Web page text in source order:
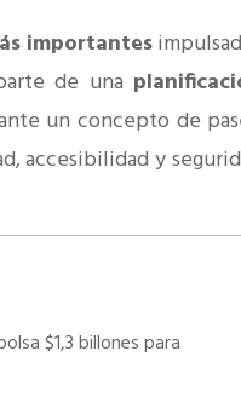
importantes
de una
un concepto de
accesibilidad y
$1,3 billones para